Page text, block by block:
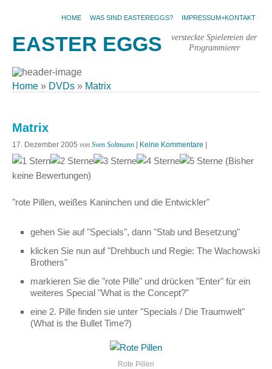
HOME WAS SIND EASTEREGGS? IMPRESSUM+KONTAKT
EASTER EGGS
versteckte Spielereien der
Programmierer
Home » DVDs » Matrix
Matrix
17. Dezember 2005 von Sven Soltmann Keine Kommentare
(Bisher
keine Bewertungen)
"rote Pillen, weißes Kaninchen und die Entwickler"
gehen Sie auf "Specials", dann "Stab und Besetzung"
klicken Sie nun auf "Drehbuch und Regie: The Wachowski
Brothers"
markieren Sie die "rote Pille" und drücken "Enter" für ein
weiteres Special "What is the Concept?"
eine 2. Pille finden sie unter "Specials / Die Traumwelt"
(What is the Bullet Time?)
Rote Pillen